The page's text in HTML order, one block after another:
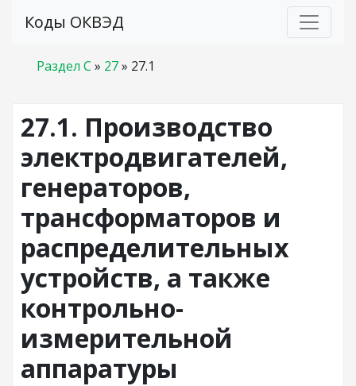
Коды ОКВЭД
Раздел C » 27» 27.1
27.1. Производство
электродвигателей,
генераторов,
трансформаторов и
распределительных
устройств, а также
контрольно-
измерительной
аппаратуры